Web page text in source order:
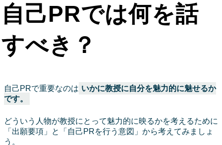
自己PRでは何を話
すべき？
自己PRで重要なのは いかに教授に自分を魅力的に魅せるか
です。
どういう人物が教授にとって魅力的に映るかを考えるために
「出願要項」と「自己PRを行う意図」から考えてみましょ
う。